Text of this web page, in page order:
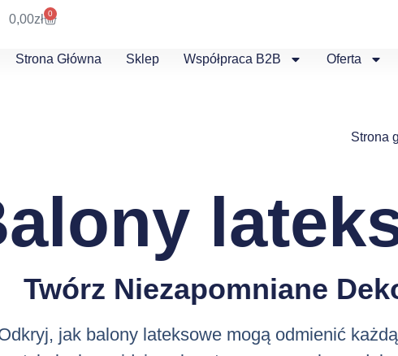
0,00zł 0
Strona Główna Sklep Współpraca B2B Oferta
Strona
Twórz Niezapomniane
jak balony lateksowe mogą odmienić